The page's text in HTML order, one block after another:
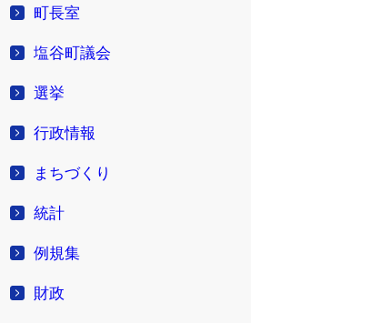
町長室
塩谷町議会
選挙
行政情報
まちづくり
統計
例規集
財政